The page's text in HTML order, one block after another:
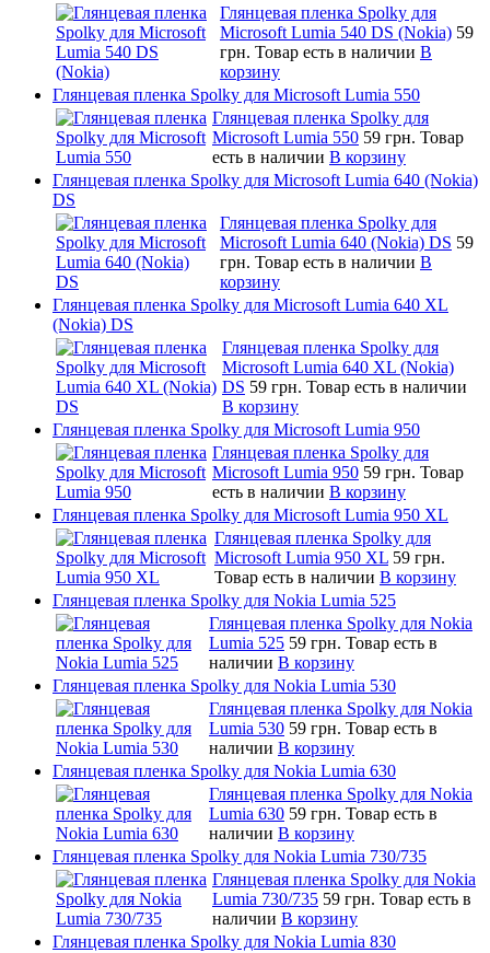
Глянцевая пленка Spolky для
Microsoft Lumia 540 DS (Nokia) 59
грн. Товар есть в наличии В
корзину
Глянцевая пленка Spolky для Microsoft Lumia 550
Глянцевая пленка Spolky для
Microsoft Lumia 550 59 грн. Товар
есть в наличии В корзину
Глянцевая пленка Spolky для Microsoft Lumia 640 (Nokia)
DS
Глянцевая пленка Spolky для
Microsoft Lumia 640 (Nokia) DS 59
грн. Товар есть в наличии В
корзину
Глянцевая пленка Spolky для Microsoft Lumia 640 XL
(Nokia) DS
Глянцевая пленка Spolky для
Microsoft Lumia 640 XL (Nokia)
DS 59 грн. Товар есть в наличии
В корзину
Глянцевая пленка Spolky для Microsoft Lumia 950
Глянцевая пленка Spolky для
Microsoft Lumia 950 59 грн. Товар
есть в наличии В корзину
Глянцевая пленка Spolky для Microsoft Lumia 950 XL
Глянцевая пленка Spolky для
Microsoft Lumia 950 XL 59 грн.
Товар есть в наличии В корзину
Глянцевая пленка Spolky для Nokia Lumia 525
Глянцевая пленка Spolky для Nokia
Lumia 525 59 грн. Товар есть в
наличии В корзину
Глянцевая пленка Spolky для Nokia Lumia 530
Глянцевая пленка Spolky для Nokia
Lumia 530 59 грн. Товар есть в
наличии В корзину
Глянцевая пленка Spolky для Nokia Lumia 630
Глянцевая пленка Spolky для Nokia
Lumia 630 59 грн. Товар есть в
наличии В корзину
Глянцевая пленка Spolky для Nokia Lumia 730/735
Глянцевая пленка Spolky для Nokia
Lumia 730/735 59 грн. Товар есть в
наличии В корзину
Глянцевая пленка Spolky для Nokia Lumia 830